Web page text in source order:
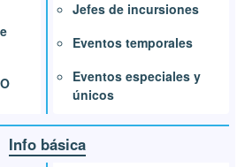
Jefes de incursiones
Eventos temporales
Eventos especiales y
únicos
Info básica